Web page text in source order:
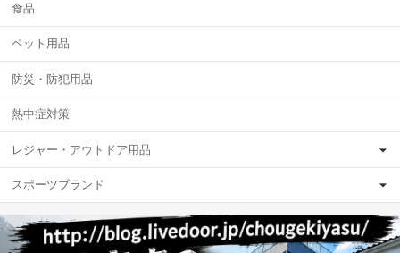
食品
ペット用品
防災・防犯用品
熱中症対策
レジャー・アウトドア用品
スポーツブランド